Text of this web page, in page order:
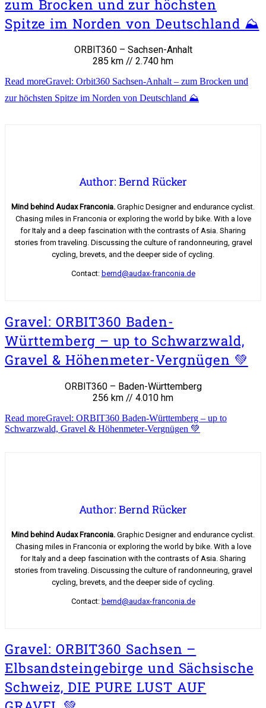
zum Brocken und zur höchsten
Spitze im Norden von Deutschland ⛰️
ORBIT360 – Sachsen-Anhalt
285 km // 2.740 hm
Read moreGravel: Orbit360 Sachsen-Anhalt – zum Brocken und
zur höchsten Spitze im Norden von Deutschland ⛰️
Author: Bernd Rücker
Mind behind Audax Franconia. Graphic Designer and endurance cyclist.
Chasing miles in Franconia or exploring the world by bike. With a love
for Italy and a deep fascination with the contrasts of Asia. Sharing
stories from traveling. Discussing the culture of randonneuring, gravel
cycling, brevets, and the deeper side of cycling.
Contact: bernd@audax-franconia.de
Gravel: ORBIT360 Baden-
Württemberg – up to Schwarzwald,
Gravel & Höhenmeter-Vergnügen 💚
ORBIT360 – Baden-Württemberg
256 km // 4.010 hm
Read moreGravel: ORBIT360 Baden-Württemberg – up to
Schwarzwald, Gravel & Höhenmeter-Vergnügen 💚
Author: Bernd Rücker
Mind behind Audax Franconia. Graphic Designer and endurance cyclist.
Chasing miles in Franconia or exploring the world by bike. With a love
for Italy and a deep fascination with the contrasts of Asia. Sharing
stories from traveling. Discussing the culture of randonneuring, gravel
cycling, brevets, and the deeper side of cycling.
Contact: bernd@audax-franconia.de
Gravel: ORBIT360 Sachsen –
Elbsandsteingebirge und Sächsische
Schweiz, DIE PURE LUST AUF